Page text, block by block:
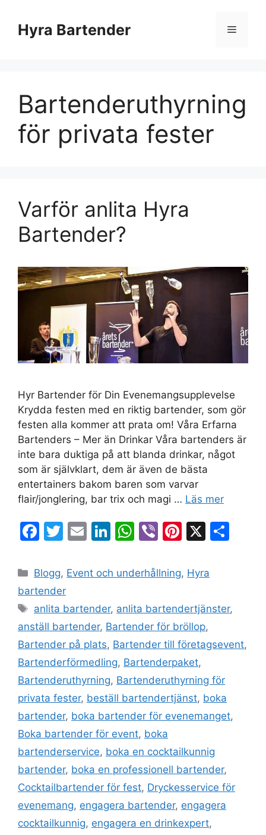
Hyra Bartender
Bartenderuthyrning
för privata fester
Varför anlita Hyra
Bartender?
Hyr Bartender för Din Evenemangsupplevelse
Krydda festen med en riktig bartender, som gör
festen alla kommer att prata om! Våra Erfarna
Bartenders – Mer än Drinkar Våra bartenders är
inte bara duktiga på att blanda drinkar, något
som är självklart, dem är även de bästa
entertainers bakom baren som varvar
flair/jonglering, bar trix och magi … Läs mer
F
c
e
b
o
o
k
T
itt
er
E
ai
Li
k
dI
n
W
at
A
p
p
Vi
er
Pi
er
st
X
Blogg, Event och underhållning, Hyra
bartender
anlita bartender, anlita bartendertjänster,
anställ bartender, Bartender för bröllop,
Bartender på plats, Bartender till företagsevent,
Bartenderförmedling, Bartenderpaket,
Bartenderuthyrning, Bartenderuthyrning för
privata fester, beställ bartendertjänst, boka
bartender, boka bartender för evenemanget,
Boka bartender för event, boka
bartenderservice, boka en cocktailkunnig
bartender, boka en professionell bartender,
Cocktailbartender för fest, Dryckesservice för
evenemang, engagera bartender, engagera
cocktailkunnig, engagera en drinkexpert,